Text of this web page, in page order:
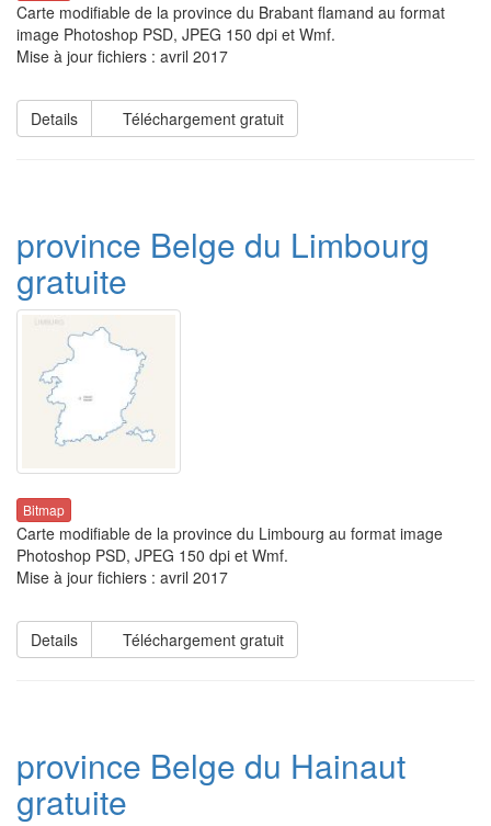
Carte modifiable de la province du Brabant flamand au format
image Photoshop PSD, JPEG 150 dpi et Wmf.
Mise à jour fichiers : avril 2017
Details Téléchargement gratuit
province Belge du Limbourg
gratuite
Bitmap
Carte modifiable de la province du Limbourg au format image
Photoshop PSD, JPEG 150 dpi et Wmf.
Mise à jour fichiers : avril 2017
Details Téléchargement gratuit
province Belge du Hainaut
gratuite